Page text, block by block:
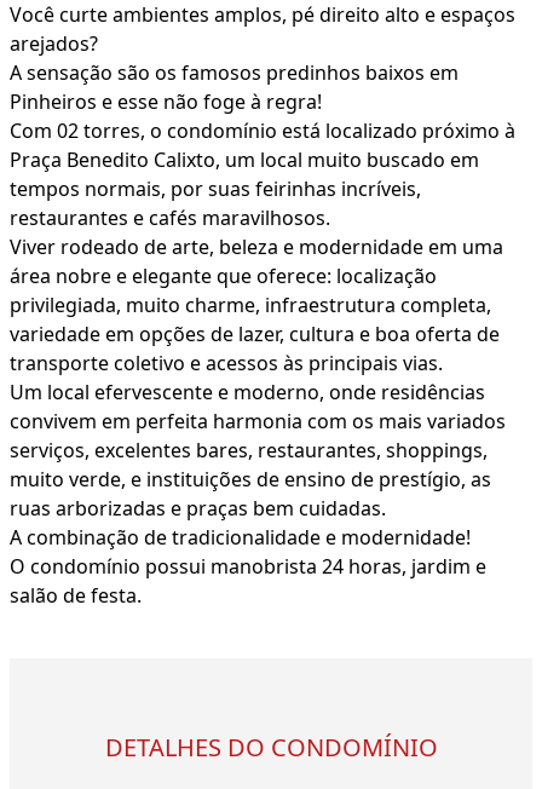
Você curte ambientes amplos, pé direito alto e espaços
arejados?
A sensação são os famosos predinhos baixos em
Pinheiros e esse não foge à regra!
Com 02 torres, o condomínio está localizado próximo à
Praça Benedito Calixto, um local muito buscado em
tempos normais, por suas feirinhas incríveis,
restaurantes e cafés maravilhosos.
Viver rodeado de arte, beleza e modernidade em uma
área nobre e elegante que oferece: localização
privilegiada, muito charme, infraestrutura completa,
variedade em opções de lazer, cultura e boa oferta de
transporte coletivo e acessos às principais vias.
Um local efervescente e moderno, onde residências
convivem em perfeita harmonia com os mais variados
serviços, excelentes bares, restaurantes, shoppings,
muito verde, e instituições de ensino de prestígio, as
ruas arborizadas e praças bem cuidadas.
A combinação de tradicionalidade e modernidade!
O condomínio possui manobrista 24 horas, jardim e
salão de festa.
DETALHES DO CONDOMÍNIO